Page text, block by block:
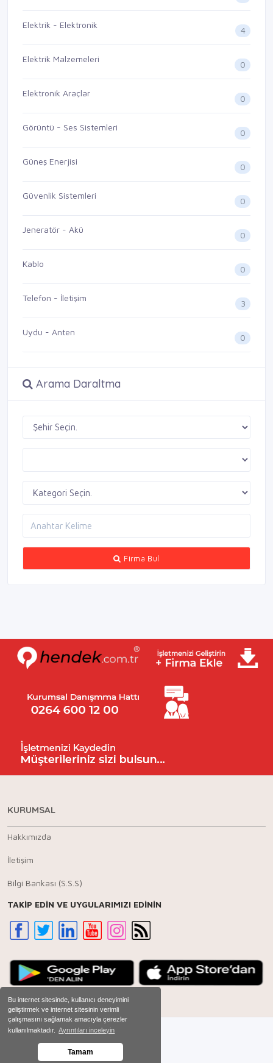
Bu internet sitesinde, kullanıcı deneyimini
geliştirmek ve internet sitesinin verimli
çalışmasını sağlamak amacıyla çerezler
kullanılmaktadır.
Ayrıntıları inceleyin
Tamam
Elektrik - Elektronik
4
Elektrik Malzemeleri
0
Elektronik Araçlar
0
Görüntü - Ses Sistemleri
0
Güneş Enerjisi
0
Güvenlik Sistemleri
0
Jeneratör - Akü
0
Kablo
0
Telefon - İletişim
3
Uydu - Anten
0
Arama Daraltma
Firma Bul
KURUMSAL
Hakkımızda
İletişim
Bilgi Bankası (S.S.S)
TAKİP EDİN VE UYGULARIMIZI EDİNİN